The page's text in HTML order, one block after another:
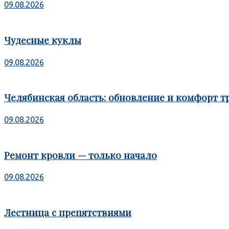
09.08.2026
Чудесные куклы
09.08.2026
Челябинская область: обновление и комфорт
09.08.2026
Ремонт кровли — только начало
09.08.2026
Лестница с препятствиями